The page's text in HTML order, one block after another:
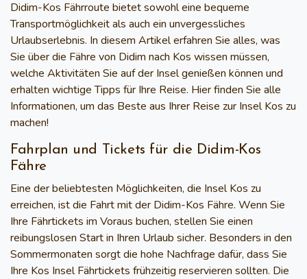
Didim-Kos Fährroute bietet sowohl eine bequeme
Transportmöglichkeit als auch ein unvergessliches
Urlaubserlebnis. In diesem Artikel erfahren Sie alles, was
Sie über die Fähre von Didim nach Kos wissen müssen,
welche Aktivitäten Sie auf der Insel genießen können und
erhalten wichtige Tipps für Ihre Reise. Hier finden Sie alle
Informationen, um das Beste aus Ihrer Reise zur Insel Kos zu
machen!
Fahrplan und Tickets für die Didim-Kos
Fähre
Eine der beliebtesten Möglichkeiten, die Insel Kos zu
erreichen, ist die Fahrt mit der Didim-Kos Fähre. Wenn Sie
Ihre Fährtickets im Voraus buchen, stellen Sie einen
reibungslosen Start in Ihren Urlaub sicher. Besonders in den
Sommermonaten sorgt die hohe Nachfrage dafür, dass Sie
Ihre Kos Insel Fährtickets frühzeitig reservieren sollten. Die